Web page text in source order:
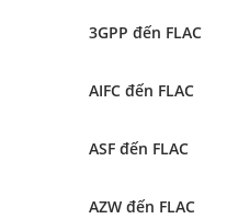
3GPP đến FLAC
AIFC đến FLAC
ASF đến FLAC
AZW đến FLAC